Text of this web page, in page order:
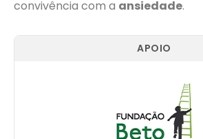
convivência com a ansiedade.
APOIO